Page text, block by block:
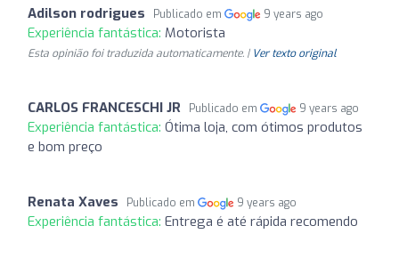
Adilson rodrigues Publicado em 9 years ago
Experiência fantástica: Motorista
Esta opinião foi traduzida automaticamente. | Ver texto original
CARLOS FRANCESCHI JR Publicado em 9 years ago
Experiência fantástica: Ótima loja, com ótimos produtos
e bom preço
Renata Xaves Publicado em 9 years ago
Experiência fantástica: Entrega é até rápida recomendo